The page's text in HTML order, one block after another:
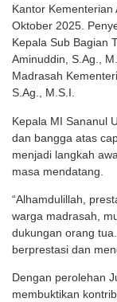
Kantor Kementerian
Oktober 2025.
Kepala Sub Bagian
Aminuddin, S.Ag.,
Madrasah
S.Ag., M.S.I.
Kepala MI Sananul
dan bangga atas
menjadi langkah
masa mendatang.
“Alhamdulillah,
warga madrasah,
dukungan orang
berprestasi dan
Dengan perolehan
membuktikan